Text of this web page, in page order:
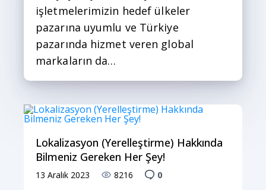
işletmelerimizin hedef ülkeler
pazarına uyumlu ve Türkiye
pazarında hizmet veren global
markaların da…
Lokalizasyon (Yerelleştirme) Hakkında
Bilmeniz Gereken Her Şey!
13 Aralık 2023 8216 0